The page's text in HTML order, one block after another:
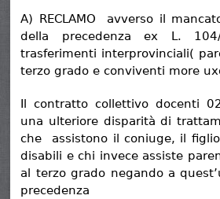
A) RECLAMO avverso il
della precedenza ex L.
trasferimenti interprovinciali(
terzo grado e conviventi more
Il contratto collettivo docenti
una ulteriore disparità di
che assistono il coniuge, il
disabili e chi invece assiste
al terzo grado negando a
precedenza